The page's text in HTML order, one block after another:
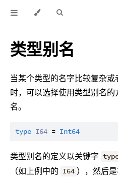
类型别名
当某个类型的名字比较复杂
时，可以选择使用类型别名
名。
type I64 = Int64
类型别名的定义以关键字
（如上例中的 I64 ），然后